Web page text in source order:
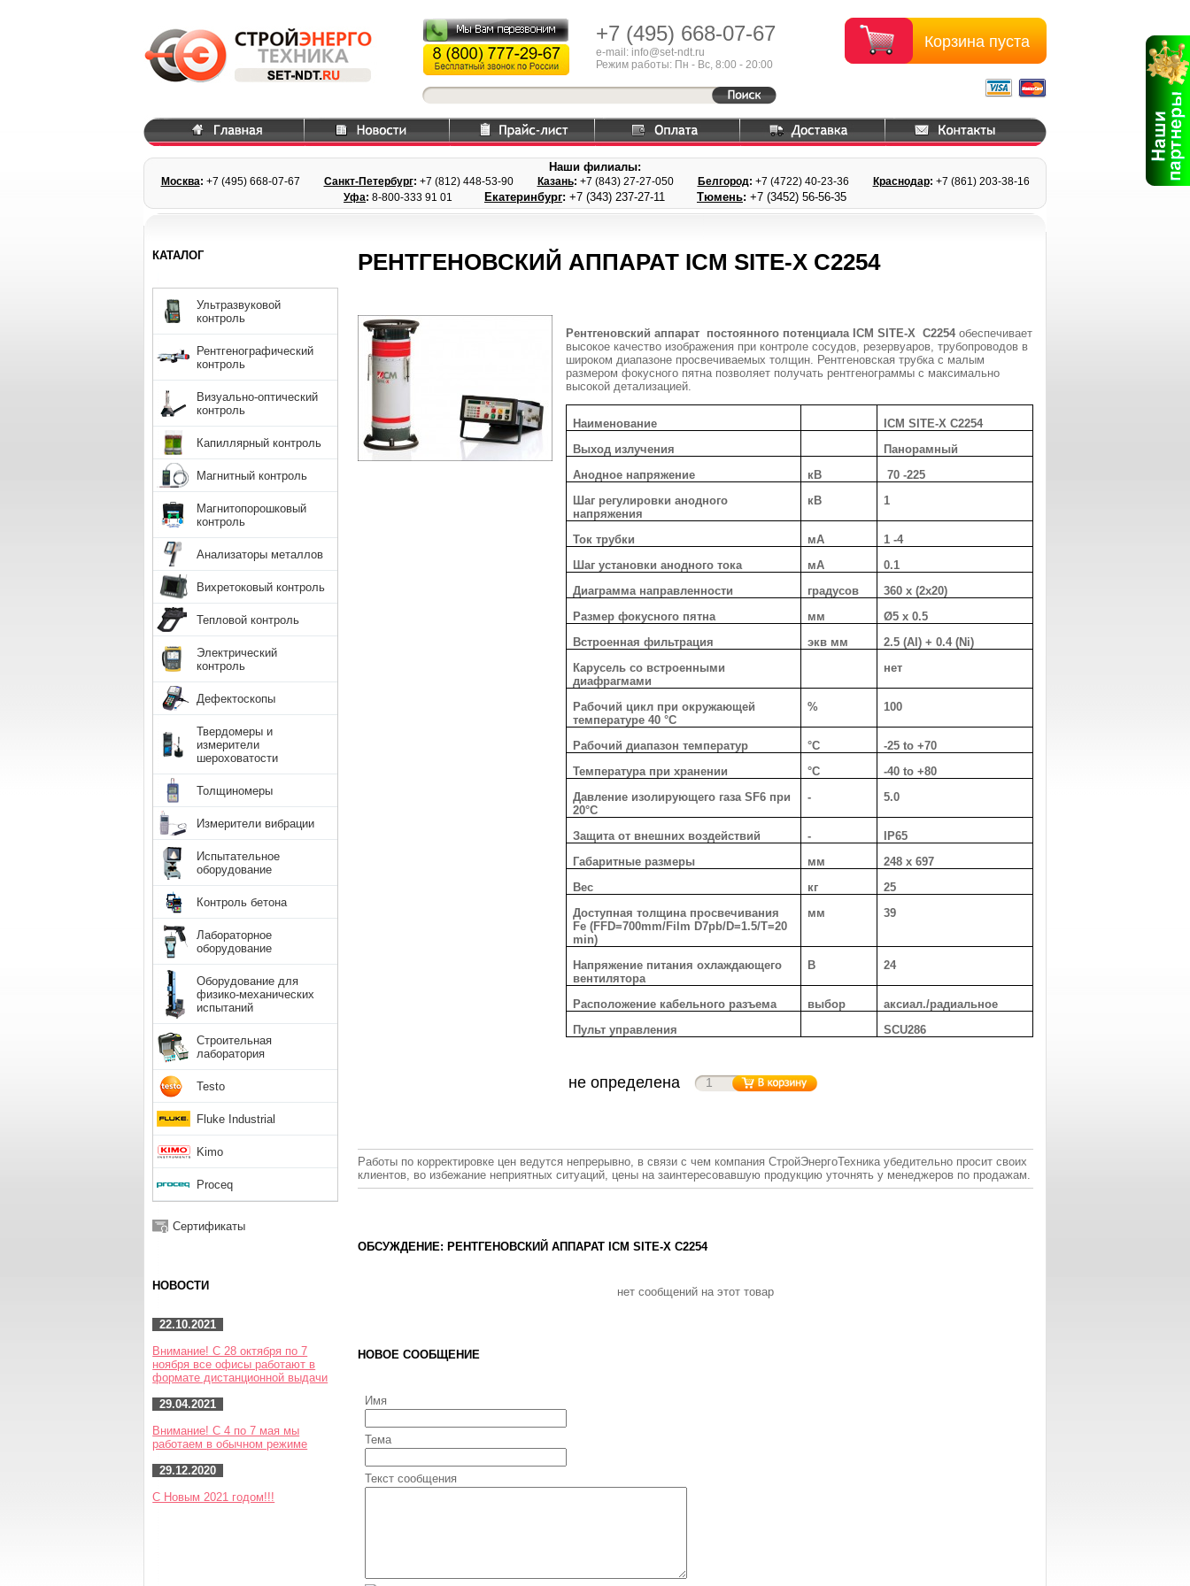
Корзина пуста
+7 (495) 668-07-67
e-mail: info@set-ndt.ru
Режим работы: Пн - Вс, 8:00 - 20:00
Наши филиалы:
Москва: +7 (495) 668-07-67 Санкт-Петербург: +7 (812) 448-53-90 Казань: +7 (843) 27-27-050 Белгород: +7 (4722) 40-23-36 Краснодар: +7 (861) 203-38-16
Уфа: 8-800-333 91 01 Екатеринбург: +7 (343) 237-27-11 Тюмень: +7 (3452) 56-56-35
РЕНТГЕНОВСКИЙ АППАРАТ ICM SITE-X С2254
Рентгеновский аппарат постоянного потенциала ICM SITE-X C2254 обеспечивает
высокое качество изображения при контроле сосудов, резервуаров, трубопроводов в
широком диапазоне просвечиваемых толщин. Рентгеновская трубка с малым
размером фокусного пятна позволяет получать рентгенограммы с максимально
высокой детализацией.
Наименование
ICM SITE-X C2254
Выход излучения
Панорамный
Анодное напряжение
кВ
70 -225
Шаг регулировки анодного
напряжения
кВ 1
Ток трубки мА
1 -4
Шаг установки анодного тока
мА
0.1
Диаграмма направленности
градусов
360 x (2х20)
Размер фокусного пятна
мм
Ø5 x 0.5
Встроенная фильтрация
экв мм
2.5 (Al) + 0.4 (Ni)
Карусель со встроенными
диафрагмами
нет
Рабочий цикл при окружающей
температуре 40 °С
% 100
Рабочий диапазон температур °C
-25 to +70
Температура при хранении
°C
-40 to +80
Давление изолирующего газа SF6 при
20°C
- 5.0
Защита от внешних воздействий -
IP65
Габаритные размеры
мм
248 x 697
Вес
кг
25
Доступная толщина просвечивания
Fe (FFD=700mm/Film D7pb/D=1.5/T=20
min)
мм 39
Напряжение питания охлаждающего
вентилятора
В 24
Расположение кабельного разъема выбор
аксиал./радиальное
Пульт управления
SCU286
не определена
Работы по корректировке цен ведутся непрерывно, в связи с чем компания СтройЭнергоТехника убедительно просит своих
клиентов, во избежание неприятных ситуаций, цены на заинтересовавшую продукцию уточнять у менеджеров по продажам.
ОБСУЖДЕНИЕ: РЕНТГЕНОВСКИЙ АППАРАТ ICM SITE-X С2254
нет сообщений на этот товар
НОВОЕ СООБЩЕНИЕ
Имя
Тема
Текст сообщения
КАТАЛОГ
Ультразвуковой
контроль
Рентгенографический
контроль
Визуально-оптический
контроль
Капиллярный контроль
Магнитный контроль
Магнитопорошковый
контроль
Анализаторы металлов
Вихретоковый контроль
Тепловой контроль
Электрический
контроль
Дефектоскопы
Твердомеры и
измерители
шероховатости
Толщиномеры
Измерители вибрации
Испытательное
оборудование
Контроль бетона
Лабораторное
оборудование
Оборудование для
физико-механических
испытаний
Строительная
лаборатория
Testo
Fluke Industrial
Kimo
Proceq
Сертификаты
НОВОСТИ
22.10.2021
Внимание! С 28 октября по 7
ноября все офисы работают в
формате дистанционной выдачи
29.04.2021
Внимание! С 4 по 7 мая мы
работаем в обычном режиме
29.12.2020
С Новым 2021 годом!!!